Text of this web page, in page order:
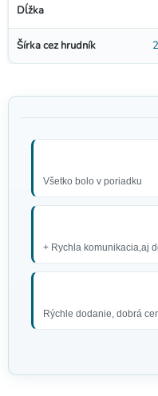
Dĺžka
Šírka cez hrudník
Všetko bolo v poriadku
+ Rychla komunikacia,aj
Rýchle dodanie, dobrá